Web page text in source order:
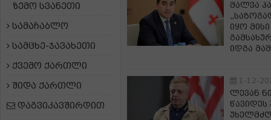
ზემო სვანეთი
სამაჩაბლო
სამცხე-ჯავახეთი
ქვემო ქართლი
შიდა ქართლი
დაგვიკავშირდით
შალვა
იყო
იდგა
1-12-
ლევან
წავიდეს